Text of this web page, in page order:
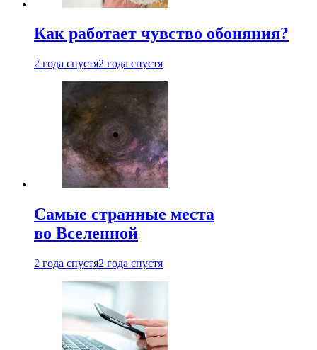
Как работает чувство обоняния?
2 года спустя2 года спустя
Самые странные места
во Вселенной
2 года спустя2 года спустя